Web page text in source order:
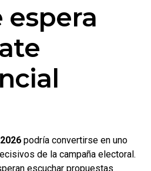
espera
podría convertirse en uno
de la campaña electoral.
escuchar propuestas